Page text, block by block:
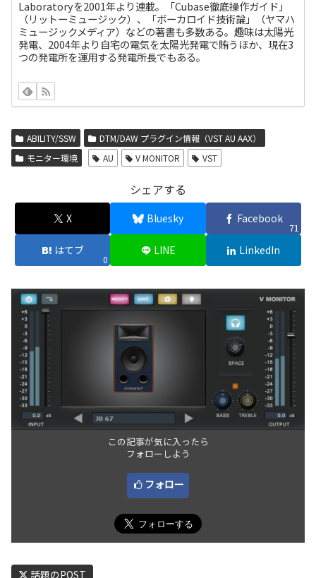
Laboratoryを2001年より連載。「Cubase徹底操作ガイド」
（リットーミュージック）、「ボーカロイド技術論」（ヤマハ
ミュージックメディア）などの著書も多数ある。趣味は太陽光
発電、2004年より自宅の電気を太陽光発電で賄うほか、現在3
つの発電所を運用する発電所長でもある。
ABILITY/SSW
DTM/DAW プラグイン情報（VST AU AAX）
モニター環境
AU V MONITOR VST
シェアする
X Bluesky Facebook
71
はてブ
0
LINE LinkedIn
この記事が気に入ったら
フォローしよう
フォロー
話題のPOST